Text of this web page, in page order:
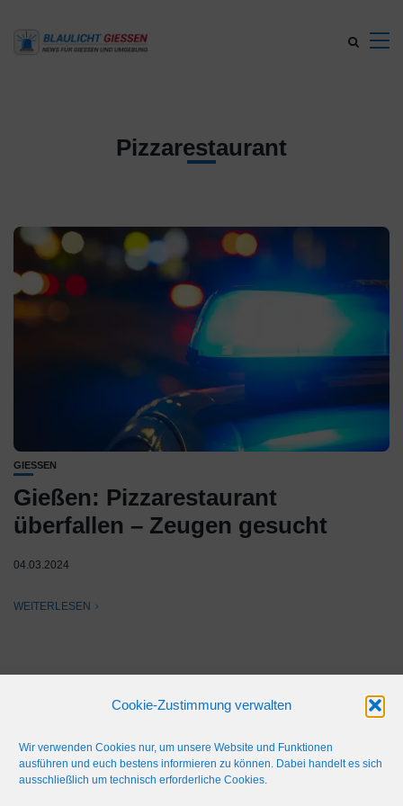
Cookie-Zustimmung verwalten
Wir verwenden Cookies nur, um unsere Website und Funktionen
ausführen und euch bestens informieren zu können. Dabei handelt es sich
ausschließlich um technisch erforderliche Cookies.
Pizzarestaurant
GIESSEN
Gießen: Pizzarestaurant
überfallen – Zeugen gesucht
04.03.2024
WEITERLESEN